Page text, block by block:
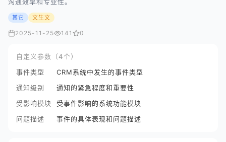
其它 文生文
2025-11-25 141 0
自定义参数（4个）
事件类型
CRM系统中发生的事件类型
通知级别
通知的紧急程度和重要性
受影响模块
受事件影响的系统功能模块
问题描述
事件的具体表现和问题描述